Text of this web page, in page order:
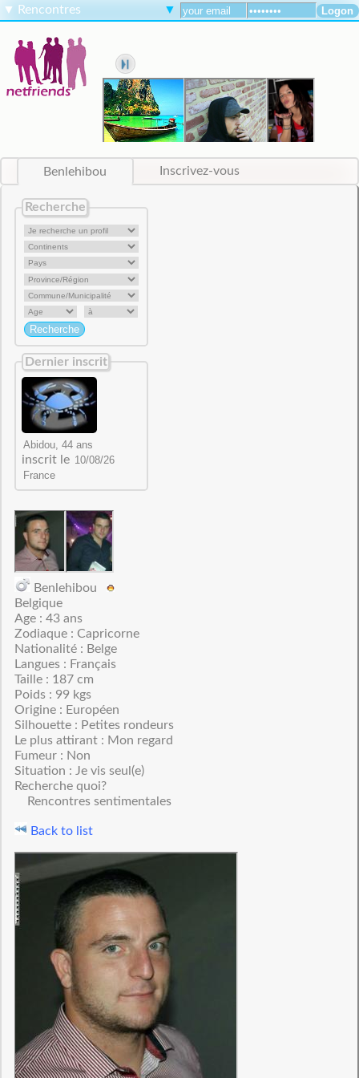
▼ Rencontres ▼
Benlehibou Inscrivez-vous
Recherche
Dernier inscrit
inscrit le
Benlehibou
Belgique
Age : 43 ans
Zodiaque : Capricorne
Nationalité : Belge
Langues : Français
Taille : 187 cm
Poids : 99 kgs
Origine : Européen
Silhouette : Petites rondeurs
Le plus attirant : Mon regard
Fumeur : Non
Situation : Je vis seul(e)
Recherche quoi?
Rencontres sentimentales
Back to list